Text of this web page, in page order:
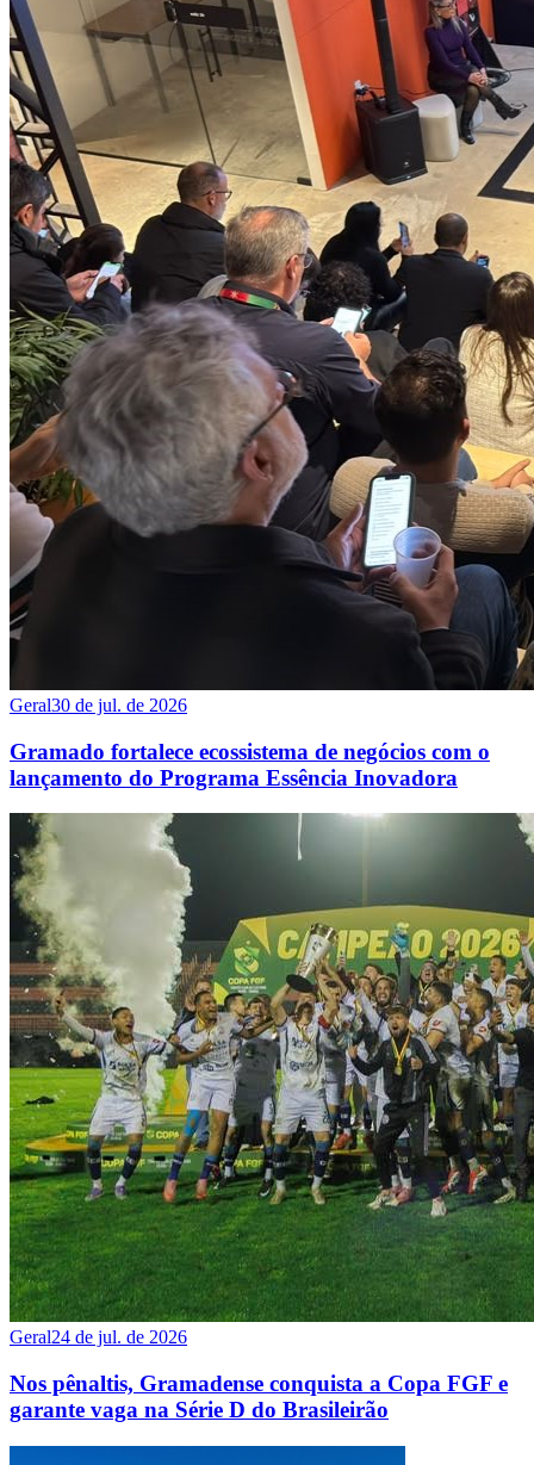
Geral30 de jul. de 2026
Gramado fortalece ecossistema de negócios com o
lançamento do Programa Essência Inovadora
Geral24 de jul. de 2026
Nos pênaltis, Gramadense conquista a Copa FGF e
garante vaga na Série D do Brasileirão